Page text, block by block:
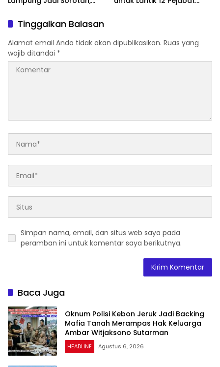
Dana Dipertanyakan
Tinggalkan Balasan
Alamat email Anda tidak akan dipublikasikan. Ruas yang
wajib ditandai *
Simpan nama, email, dan situs web saya pada
peramban ini untuk komentar saya berikutnya.
Baca Juga
Oknum Polisi Kebon Jeruk Jadi Backing
Mafia Tanah Merampas Hak Keluarga
Ambar Witjaksono Sutarman
HEADLINE Agustus 6, 2026